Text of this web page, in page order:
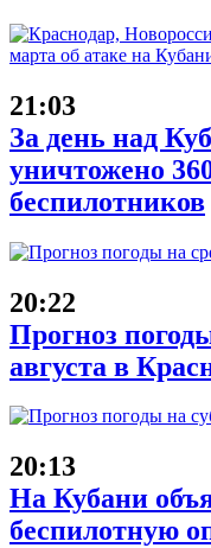
21:03
За день над
уничтожено
беспилотников
20:22
Прогноз
августа в
20:13
На Кубани
беспилотную